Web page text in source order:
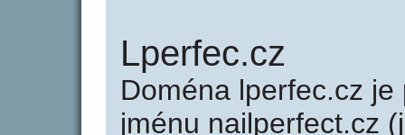
Lperfec.cz
Doména lperfec.cz
jménu nailperfect.cz